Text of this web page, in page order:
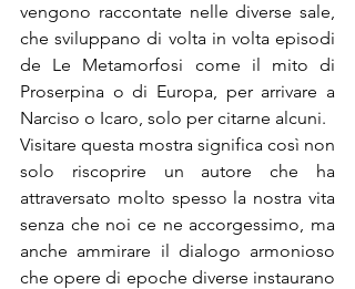
vengono raccontate nelle diverse sale,
che sviluppano di volta in volta episodi
de Le Metamorfosi come il mito di
Proserpina o di Europa, per arrivare a
Narciso o Icaro, solo per citarne alcuni.
Visitare questa mostra significa così non
solo riscoprire un autore che ha
attraversato molto spesso la nostra vita
senza che noi ce ne accorgessimo, ma
anche ammirare il dialogo armonioso
che opere di epoche diverse instaurano